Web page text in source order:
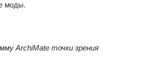
моды.
ArchiMate точки зрения